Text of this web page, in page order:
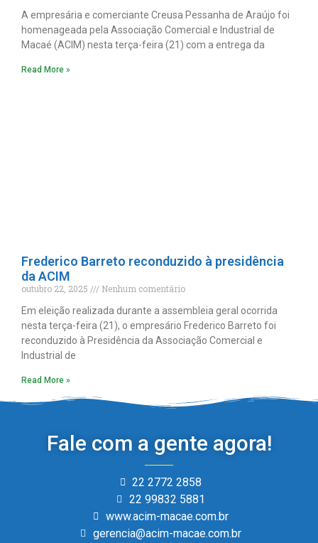
A empresária e comerciante Creusa Pessanha de Araújo foi
homenageada pela Associação Comercial e Industrial de
Macaé (ACIM) nesta terça-feira (21) com a entrega da
Read More »
Frederico Barreto reconduzido à presidência
da ACIM
outubro 22, 2025
Nenhum comentário
Em eleição realizada durante a assembleia geral ocorrida
nesta terça-feira (21), o empresário Frederico Barreto foi
reconduzido à Presidência da Associação Comercial e
Industrial de
Read More »
Fale com a gente agora!
22 2772 2858
22 99832 5881
www.acim-macae.com.br
gerencia@acim-macae.com.br